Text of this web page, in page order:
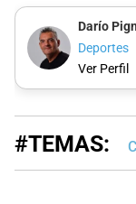
Darío
Deportes
Ver Perfil
#TEMAS: